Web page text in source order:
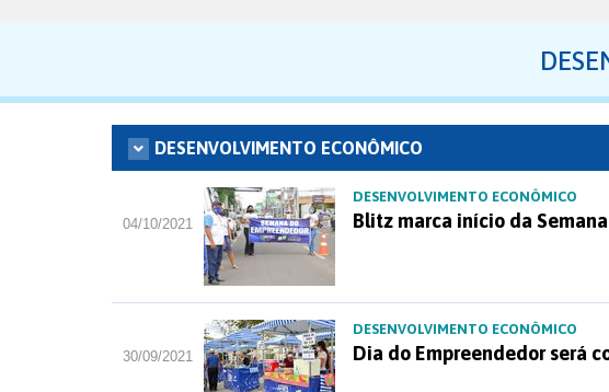
DESENVOLVIMENTO ECONÔMICO
04/10/2021
DESENVOLVIMENTO ECONÔMICO
Blitz marca início da
30/09/2021
DESENVOLVIMENTO ECONÔMICO
Dia do Empreendedor será